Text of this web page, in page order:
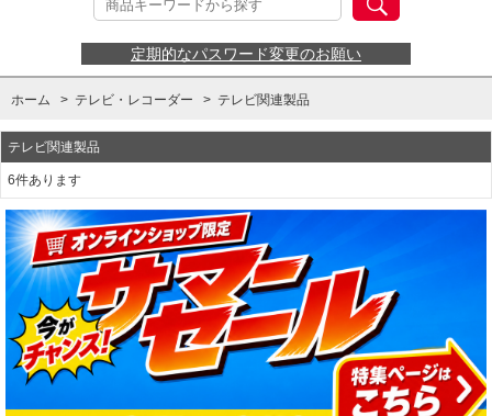
定期的なパスワード変更のお願い
ホーム > テレビ・レコーダー > テレビ関連製品
テレビ関連製品
6件あります